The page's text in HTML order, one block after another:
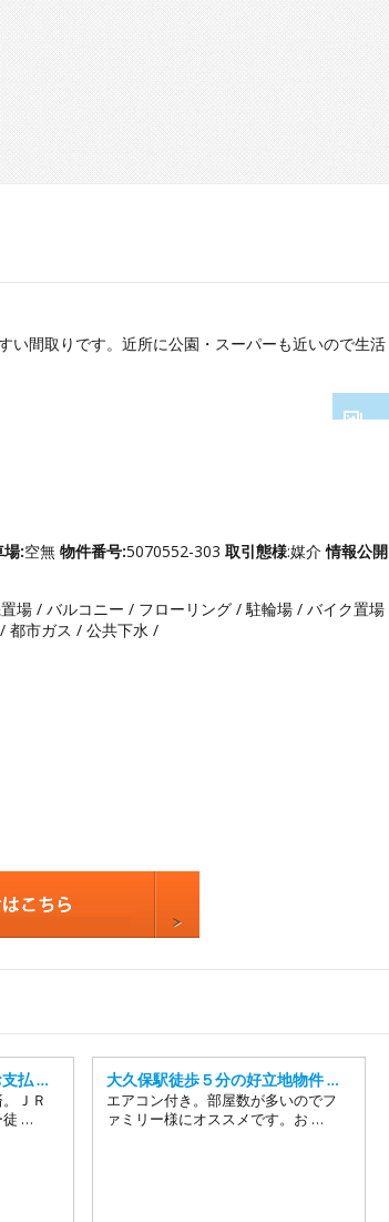
い間取りです。近所に公園・スーパーも近いので生活
4
6
16
18
19
場:空無 物件番号:5070552-303 取引態様:媒介情報公開
場 / バルコニー / フローリング / 駐輪場 / バイク置場
都市ガス / 公共下水 /
払 …
ＪＲ
徒 …
大久保駅徒歩５分の好立地物件 …
エアコン付き。部屋数が多いのでフ
ァミリー様にオススメです。お …